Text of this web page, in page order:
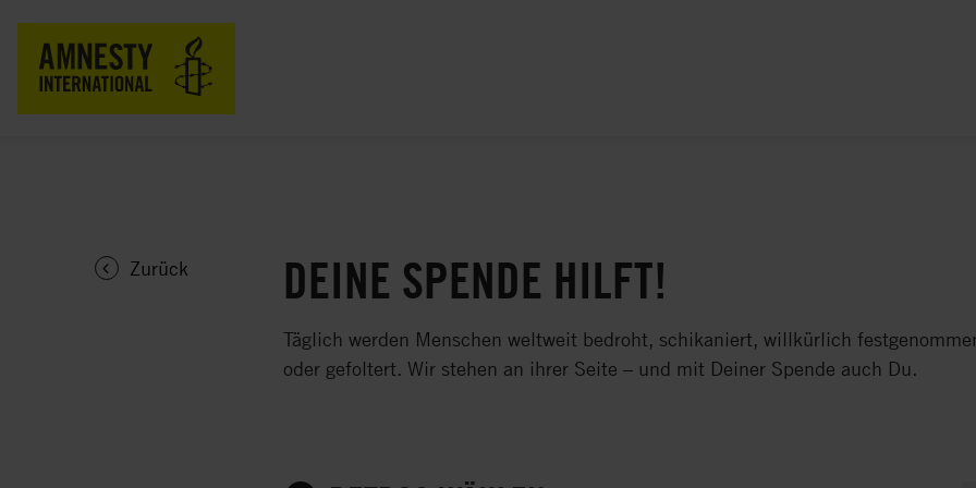
Zurück DEINE SPENDE HILFT!
Täglich werden Menschen weltweit bedroht, schikaniert, willkürlich
oder gefoltert. Wir stehen an ihrer Seite – und mit Deiner Spende auch Du.